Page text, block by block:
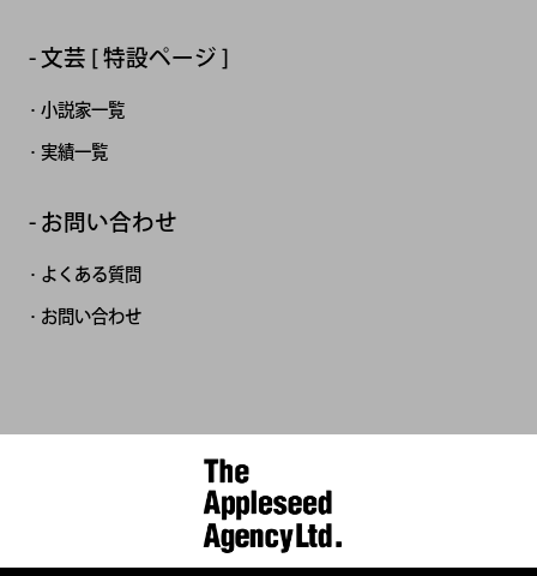
文芸 [ 特設ページ ]
小説家一覧
実績一覧
お問い合わせ
よくある質問
お問い合わせ